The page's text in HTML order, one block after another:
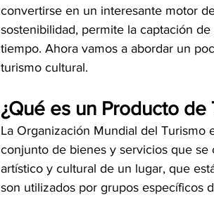
convertirse en un interesante motor
sostenibilidad, permite la captación
tiempo. Ahora vamos a abordar un
turismo cultural.
¿Qué es un Producto de
La Organización Mundial del
conjunto de bienes y servicios que
artístico y cultural de un lugar, que
son utilizados por grupos específicos